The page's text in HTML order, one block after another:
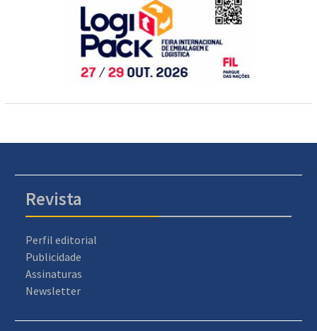
Revista
Perfil editorial
Publicidade
Assinaturas
Newsletter